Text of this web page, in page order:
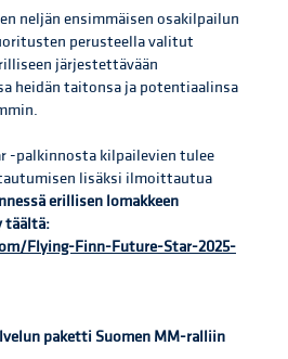
neljän ensimmäisen osakilpailun
perusteella valitut
järjestettävään
heidän taitonsa ja potentiaalinsa
-palkinnosta kilpailevien tulee
lisäksi ilmoittautua
erillisen lomakkeen
täältä:
Flying-Finn-Future-Star-2025-
paketti Suomen MM-ralliin